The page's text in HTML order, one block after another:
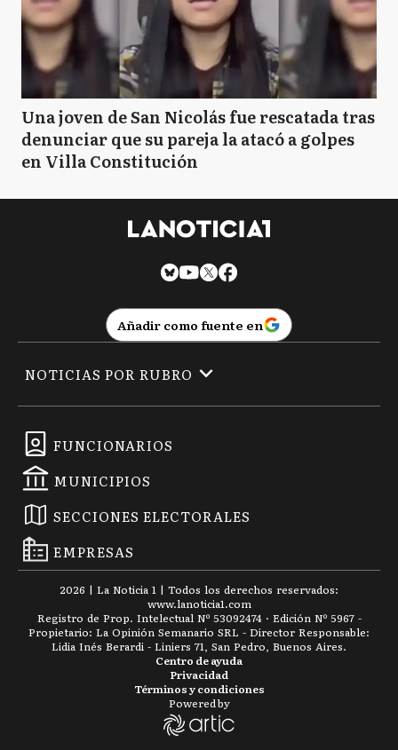
Una joven de San Nicolás fue rescatada tras
denunciar que su pareja la atacó a golpes
en Villa Constitución
Añadir como fuente en
FUNCIONARIOS
MUNICIPIOS
SECCIONES ELECTORALES
EMPRESAS
NOTICIAS POR RUBRO
2026 | La Noticia 1 | Todos los derechos reservados:
www.lanoticia1.com
Registro de Prop. Intelectual Nº 53092474 · Edición Nº 5967 -
Propietario: La Opinión Semanario SRL - Director Responsable:
Lidia Inés Berardi - Liniers 71, San Pedro, Buenos Aires.
Términos y condiciones
Privacidad
Centro de ayuda
Powered by